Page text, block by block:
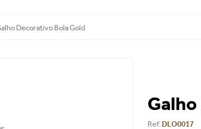
Decorativo Bola Gold
Ref:DLO0017